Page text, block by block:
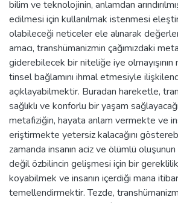
bilim ve teknolojinin, anlamdan
edilmesi için kullanılmak istenmesi
olabileceği neticeler ele alınarak
amacı, transhümanizmin çağımızdaki
giderebilecek bir niteliğe iye olmayışının
tinsel bağlamını ihmal etmesiyle
açıklayabilmektir. Buradan hareketle,
sağlıklı ve konforlu bir yaşam
metafiziğin, hayata anlam vermekte ve
eriştirmekte yetersiz kalacağını
zamanda insanın aciz ve ölümlü
değil özbilincin gelişmesi için bir
koyabilmek ve insanın içerdiği mana
temellendirmektir. Tezde,